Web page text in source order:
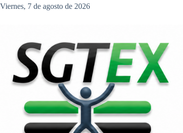
Saltar
Viernes, 7 de agosto de 2026